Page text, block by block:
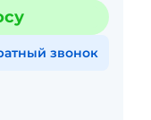
звонок